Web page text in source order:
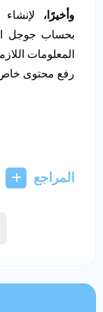
وأخيرًا،
بحساب جوجل
المعلومات
رفع محتوى
المراجع